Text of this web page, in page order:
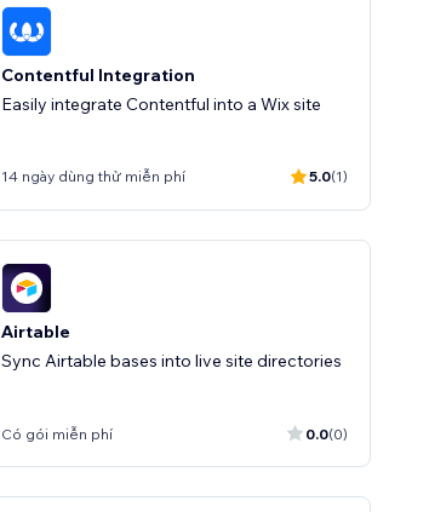
Contentful Integration
Easily integrate Contentful into a Wix site
14 ngày dùng thử miễn phí 5.0(1)
Airtable
Sync Airtable bases into live site directories
Có gói miễn phí 0.0(0)